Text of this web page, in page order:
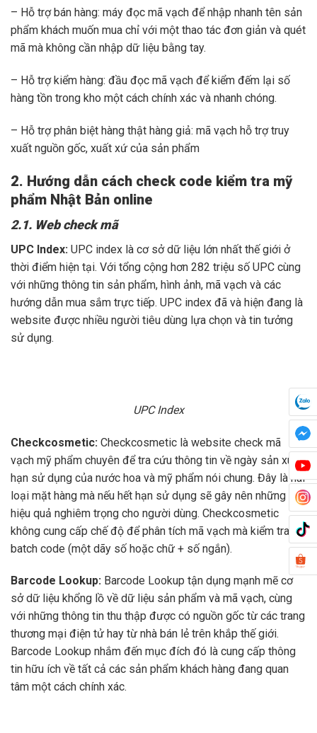
– Hỗ trợ bán hàng: máy đọc mã vạch để nhập nhanh tên sản
phẩm khách muốn mua chỉ với một thao tác đơn giản và quét
mã mà không cần nhập dữ liệu bằng tay.
– Hỗ trợ kiểm hàng: đầu đọc mã vạch để kiểm đếm lại số
hàng tồn trong kho một cách chính xác và nhanh chóng.
– Hỗ trợ phân biệt hàng thật hàng giả: mã vạch hỗ trợ truy
xuất nguồn gốc, xuất xứ của sản phẩm
2. Hướng dẫn cách check code kiểm tra mỹ
phẩm Nhật Bản online
2.1. Web check mã
UPC Index: UPC index là cơ sở dữ liệu lớn nhất thế giới ở
thời điểm hiện tại. Với tổng cộng hơn 282 triệu số UPC cùng
với những thông tin sản phẩm, hình ảnh, mã vạch và các
hướng dẫn mua sắm trực tiếp. UPC index đã và hiện đang là
website được nhiều người tiêu dùng lựa chọn và tin tưởng
sử dụng.
UPC Index
Checkcosmetic: Checkcosmetic là website check mã
vạch mỹ phẩm chuyên để tra cứu thông tin về ngày sản xuất,
hạn sử dụng của nước hoa và mỹ phẩm nói chung. Đây là hai
loại mặt hàng mà nếu hết hạn sử dụng sẽ gây nên những
hiệu quả nghiêm trọng cho người dùng. Checkcosmetic
không cung cấp chế độ để phân tích mã vạch mà kiểm tra
batch code (một dãy số hoặc chữ + số ngắn).
Barcode Lookup: Barcode Lookup tận dụng mạnh mẽ cơ
sở dữ liệu khổng lồ về dữ liệu sản phẩm và mã vạch, cùng
với những thông tin thu thập được có nguồn gốc từ các trang
thương mại điện tử hay từ nhà bán lẻ trên khắp thế giới.
Barcode Lookup nhắm đến mục đích đó là cung cấp thông
tin hữu ích về tất cả các sản phẩm khách hàng đang quan
tâm một cách chính xác.